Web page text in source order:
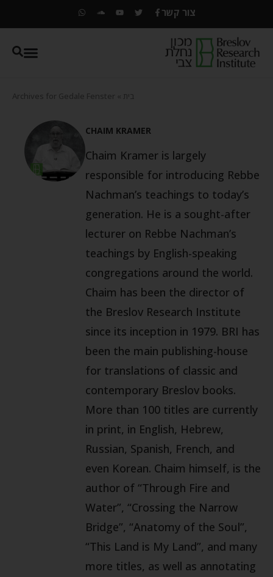
צור קשר
בית Archives for Gedale Fenster
CHAIM KRAMER
Chaim Kramer is largely
responsible for introducing Rebbe
Nachman’s teachings to today’s
generation. He is a sought-after
lecturer on Rebbe Nachman’s
teachings by English-speaking
congregations around the world.
Chaim has been the director of
the Breslov Research Institute
since its inception in 1979. BRI has
been the main publishing-house
for translations of classic and
contemporary Breslov books.
More than 100 titles are currently
in print, in English, Hebrew,
Russian, Spanish, French, and
even Korean. Chaim himself, is the
author of “Through Fire and
Water”, “Crossing the Narrow
Bridge”, “Anatomy of the Soul”,
“This Land is My Land”, and many
more titles, as well as annotating